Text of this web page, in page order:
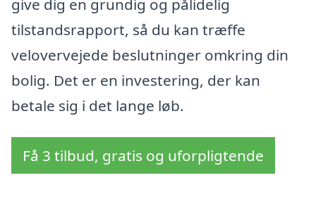
give dig en grundig og pålidelig
tilstandsrapport, så du kan træffe
velovervejede beslutninger omkring din
bolig. Det er en investering, der kan
betale sig i det lange løb.
Få 3 tilbud, gratis og uforpligtende